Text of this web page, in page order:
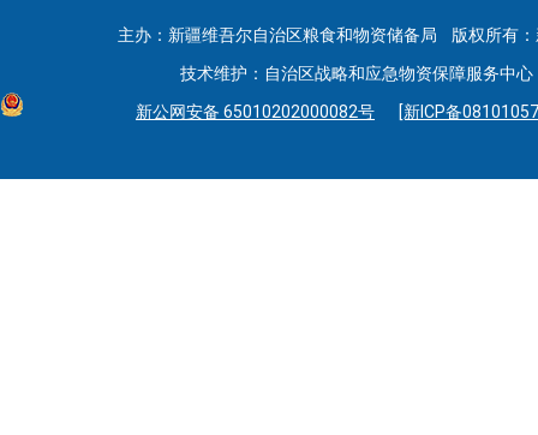
主办：新疆维吾尔自治区粮食和物资储备局 版权所有
技术维护：自治区战略和应急物资保障服务中
新公网安备 65010202000082号
[新ICP备